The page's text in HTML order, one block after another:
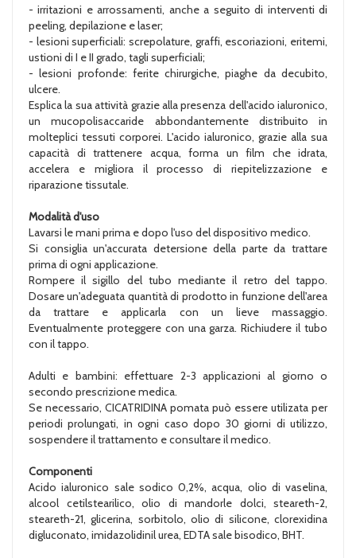
- irritazioni e arrossamenti, anche a seguito di interventi di
peeling, depilazione e laser;
- lesioni superficiali: screpolature, graffi, escoriazioni, eritemi,
ustioni di I e II grado, tagli superficiali;
- lesioni profonde: ferite chirurgiche, piaghe da decubito,
ulcere.
Esplica la sua attività grazie alla presenza dell'acido ialuronico,
un mucopolisaccaride abbondantemente distribuito in
molteplici tessuti corporei. L'acido ialuronico, grazie alla sua
capacità di trattenere acqua, forma un film che idrata,
accelera e migliora il processo di riepitelizzazione e
riparazione tissutale.
Modalità d'uso
Lavarsi le mani prima e dopo l'uso del dispositivo medico.
Si consiglia un'accurata detersione della parte da trattare
prima di ogni applicazione.
Rompere il sigillo del tubo mediante il retro del tappo.
Dosare un'adeguata quantità di prodotto in funzione dell'area
da trattare e applicarla con un lieve massaggio.
Eventualmente proteggere con una garza. Richiudere il tubo
con il tappo.
Adulti e bambini: effettuare 2-3 applicazioni al giorno o
secondo prescrizione medica.
Se necessario, CICATRIDINA pomata può essere utilizata per
periodi prolungati, in ogni caso dopo 30 giorni di utilizzo,
sospendere il trattamento e consultare il medico.
Componenti
Acido ialuronico sale sodico 0,2%, acqua, olio di vaselina,
alcool cetilstearilico, olio di mandorle dolci, steareth-2,
steareth-21, glicerina, sorbitolo, olio di silicone, clorexidina
digluconato, imidazolidinil urea, EDTA sale bisodico, BHT.